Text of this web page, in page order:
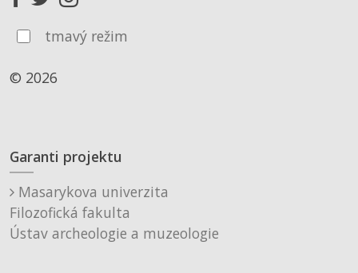
tmavý režim
© 2026
Garanti projektu
Masarykova univerzita
Filozofická fakulta
Ústav archeologie a muzeologie